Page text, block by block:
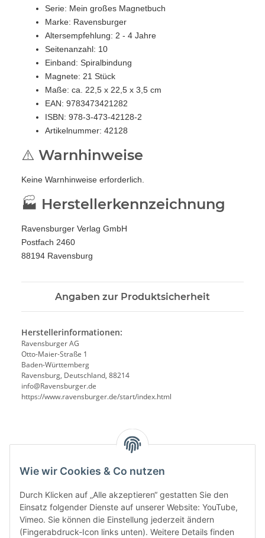
Wie wir Cookies & Co nutzen
Durch Klicken auf „Alle akzeptieren“ gestatten Sie den
Einsatz folgender Dienste auf unserer Website: YouTube,
Vimeo. Sie können die Einstellung jederzeit ändern
(Fingerabdruck-Icon links unten). Weitere Details finden
Serie: Mein großes Magnetbuch
Marke: Ravensburger
Altersempfehlung: 2 - 4 Jahre
Seitenanzahl: 10
Einband: Spiralbindung
Magnete: 21 Stück
Maße: ca. 22,5 x 22,5 x 3,5 cm
EAN: 9783473421282
ISBN: 978-3-473-42128-2
Artikelnummer: 42128
⚠️ Warnhinweise
Keine Warnhinweise erforderlich.
🏭 Herstellerkennzeichnung
Ravensburger Verlag GmbH
Postfach 2460
88194 Ravensburg
Angaben zur Produktsicherheit
Herstellerinformationen:
Ravensburger AG
Otto-Maier-Straße 1
Baden-Württemberg
Ravensburg, Deutschland, 88214
info@Ravensburger.de
https://www.ravensburger.de/start/index.html
Benachrichtigen, wenn verfügbar